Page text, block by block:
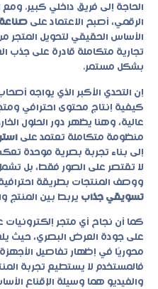
الحاجة إلى فريق داخلي كبير.
الرقمي، أصبح الاعتماد على
الأساس الحقيقي لتحويل المتجر
تجارية متكاملة قادرة على جذب
بشكل مستمر.
إن التحدي الأكبر الذي يواجه
كيفية إنتاج محتوى احترافي
عالية، وهنا يظهر دور الحلول
منظومة متكاملة تعتمد على
إلى بناء تجربة بصرية موحدة
لا تقتصر على الصور فقط، بل
ووصف المنتجات بطريقة
تسويقي جذاب يربط بين المنتج
على جودة العرض البصري، حيث
محوريًا في إظهار تفاصيل
فالمستخدم لا يستطيع تجربة
والفيديو هما وسيلة الإقناع